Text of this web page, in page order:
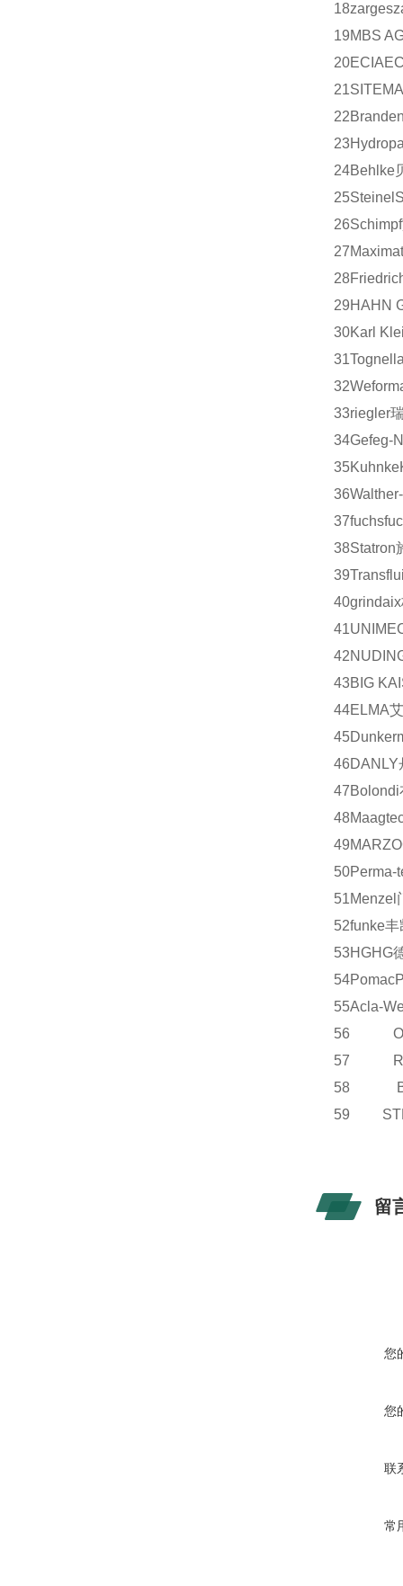
18zarges
19MBS
20ECIA
21
22
23
24Behlke
25Steinel
26Schimpf
27
28
29HAHN
30Karl
31
32
33riegler
34Gefeg-
35Kuhnke
36
37fuchs
38Statron
39
40grindaix
41
42
43BIG
44ELMA
45
46DANLY
47Bolondi
48
49
50Perma-
51Menzel
52funke丰
53HGHG
54Pomac
55Acla-
56
57
58
59
留
您
您
联
常